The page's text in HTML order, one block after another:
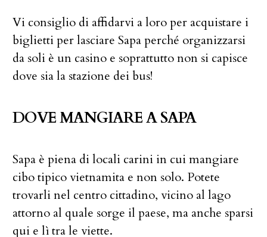
Vi consiglio di affidarvi a loro per acquistare i
biglietti per lasciare Sapa perché organizzarsi
da soli è un casino e soprattutto non si capisce
dove sia la stazione dei bus!
DOVE MANGIARE A SAPA
Sapa è piena di locali carini in cui mangiare
cibo tipico vietnamita e non solo. Potete
trovarli nel centro cittadino, vicino al lago
attorno al quale sorge il paese, ma anche sparsi
qui e lì tra le viette.